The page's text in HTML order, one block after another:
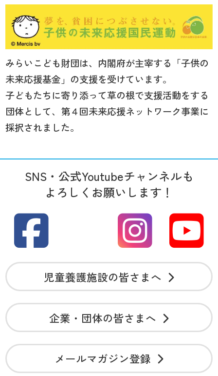
みらいこども財団は、内閣府が主宰する「子供の
未来応援基金」の支援を受けています。
子どもたちに寄り添って草の根で支援活動をする
団体として、第４回未来応援ネットワーク事業に
採択されました。
SNS・公式Youtubeチャンネルも
よろしくお願いします！
児童養護施設の皆さまへ
企業・団体の皆さまへ
メールマガジン登録